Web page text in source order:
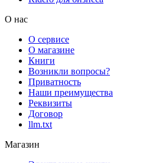
О нас
О сервисе
О магазине
Книги
Возникли вопросы?
Приватность
Наши преимущества
Реквизиты
Договор
llm.txt
Магазин